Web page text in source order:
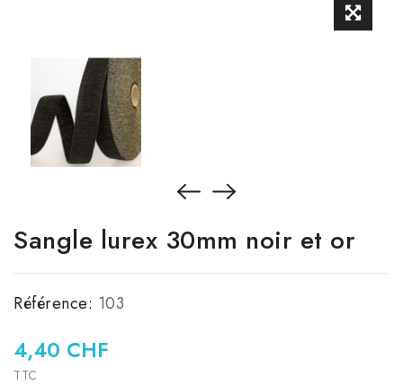
Sangle lurex 30mm noir et or
Référence: 103
4,40 CHF
TTC